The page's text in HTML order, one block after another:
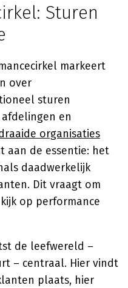
Sturen
markeert
over
sturen
en
organisaties
aan de essentie: het
daadwerkelijk
Dit vraagt om
op performance
de leefwereld –
– centraal. Hier vindt
plaats, hier